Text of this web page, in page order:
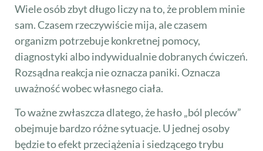
Wiele osób zbyt długo liczy na to, że problem minie
sam. Czasem rzeczywiście mija, ale czasem
organizm potrzebuje konkretnej pomocy,
diagnostyki albo indywidualnie dobranych ćwiczeń.
Rozsądna reakcja nie oznacza paniki. Oznacza
uważność wobec własnego ciała.
To ważne zwłaszcza dlatego, że hasło „ból pleców”
obejmuje bardzo różne sytuacje. U jednej osoby
będzie to efekt przeciążenia i siedzącego trybu